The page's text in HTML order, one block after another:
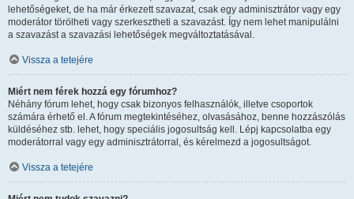
lehetőségeket, de ha már érkezett szavazat, csak egy adminisztrátor vagy egy
moderátor törölheti vagy szerkesztheti a szavazást. Így nem lehet manipulálni
a szavazást a szavazási lehetőségek megváltoztatásával.
Vissza a tetejére
Miért nem férek hozzá egy fórumhoz?
Néhány fórum lehet, hogy csak bizonyos felhasználók, illetve csoportok
számára érhető el. A fórum megtekintéséhez, olvasásához, benne hozzászólás
küldéséhez stb. lehet, hogy speciális jogosultság kell. Lépj kapcsolatba egy
moderátorral vagy egy adminisztrátorral, és kérelmezd a jogosultságot.
Vissza a tetejére